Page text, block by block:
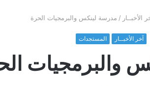
الأخبــار / مدرسة لينكس والبرمجيات الحرة
آخر الأخبــار المستجدات
والبرمجيات